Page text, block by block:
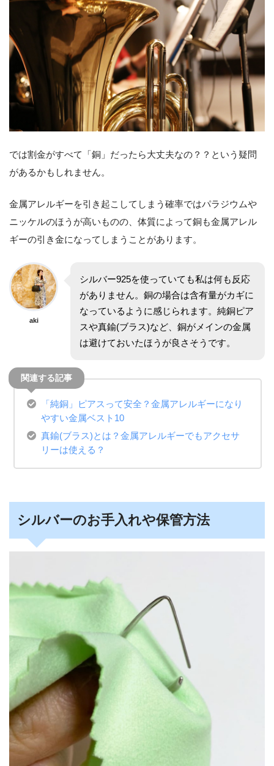
では割金がすべて「銅」だったら大丈夫なの？？という疑問
があるかもしれません。
金属アレルギーを引き起こしてしまう確率ではパラジウムや
ニッケルのほうが高いものの、体質によって銅も金属アレル
ギーの引き金になってしまうことがあります。
aki
シルバー925を使っていても私は何も反応
がありません。銅の場合は含有量がカギに
なっているように感じられます。純銅ピア
スや真鍮(ブラス)など、銅がメインの金属
は避けておいたほうが良さそうです。
「純銅」ピアスって安全？金属アレルギーになり
やすい金属ベスト 10
真鍮(ブラス)とは？金属アレルギーでもアクセサ
リーは使える？
シルバーのお手入れや保管方法